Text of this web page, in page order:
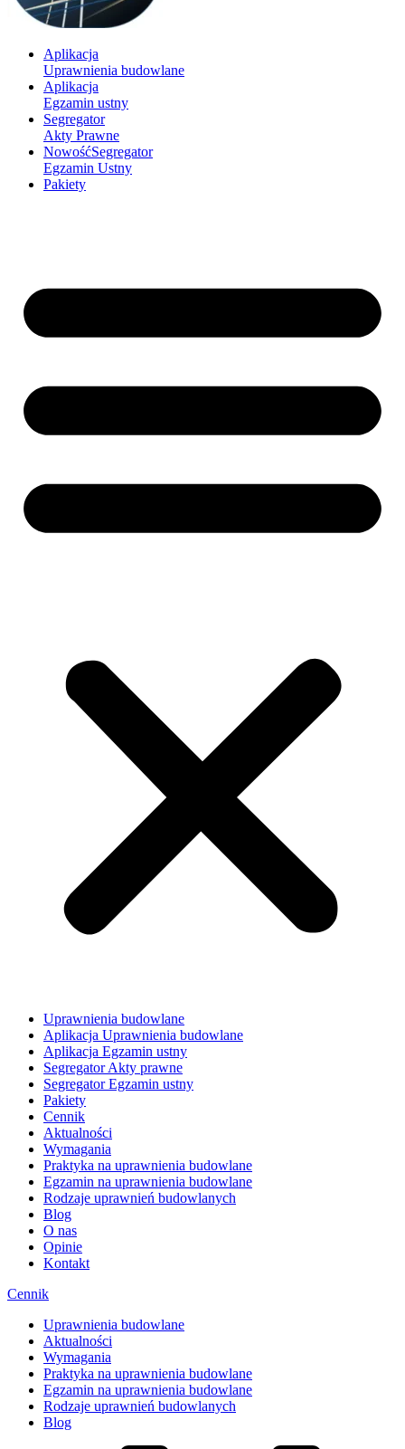
Aplikacja
Uprawnienia budowlane
Aplikacja
Egzamin ustny
Segregator
Akty Prawne
NowośćSegregator
Egzamin Ustny
Pakiety
Uprawnienia budowlane
Aplikacja Uprawnienia budowlane
Aplikacja Egzamin ustny
Segregator Akty prawne
Segregator Egzamin ustny
Pakiety
Cennik
Aktualności
Wymagania
Praktyka na uprawnienia budowlane
Egzamin na uprawnienia budowlane
Rodzaje uprawnień budowlanych
Blog
O nas
Opinie
Kontakt
Cennik
Uprawnienia budowlane
Aktualności
Wymagania
Praktyka na uprawnienia budowlane
Egzamin na uprawnienia budowlane
Rodzaje uprawnień budowlanych
Blog